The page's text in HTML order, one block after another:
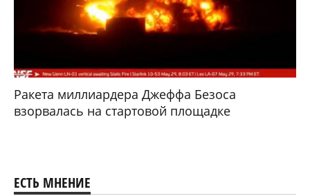
Ракета миллиардера Джеффа Безоса
взорвалась на стартовой площадке
ЕСТЬ МНЕНИЕ